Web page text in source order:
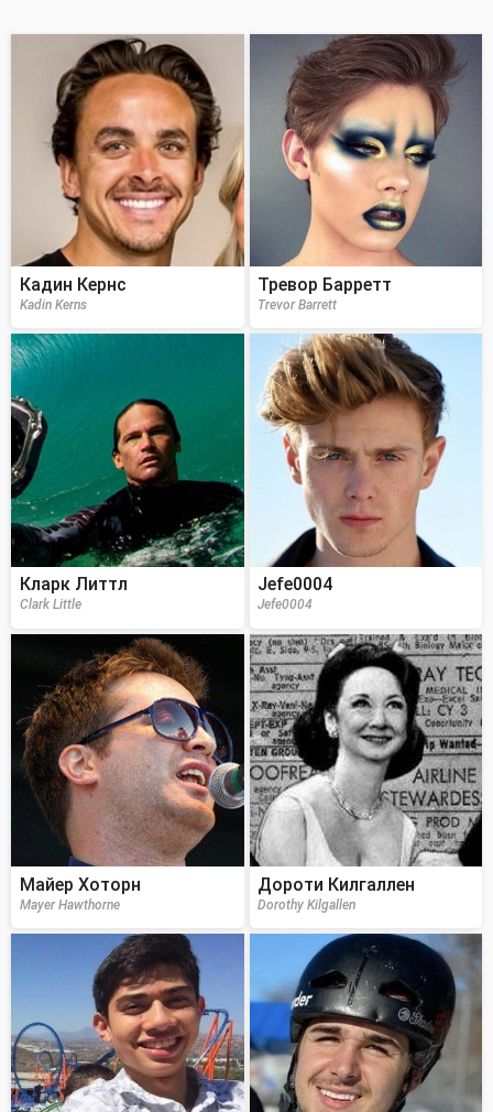
Кадин Кернс
Kadin Kerns
Тревор Барретт
Trevor Barrett
Кларк Литтл
Clark Little
Jefe0004
Jefe0004
Майер Хоторн
Mayer Hawthorne
Дороти Килгаллен
Dorothy Kilgallen